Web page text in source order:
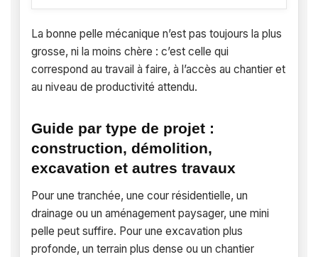
La bonne pelle mécanique n’est pas toujours la plus
grosse, ni la moins chère : c’est celle qui
correspond au travail à faire, à l’accès au chantier et
au niveau de productivité attendu.
Guide par type de projet :
construction, démolition,
excavation et autres travaux
Pour une tranchée, une cour résidentielle, un
drainage ou un aménagement paysager, une mini
pelle peut suffire. Pour une excavation plus
profonde, un terrain plus dense ou un chantier